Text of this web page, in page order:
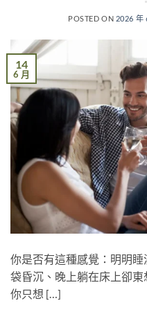
POSTED ON 2026 年
14
6 月
你是否有這種感覺：明明
袋昏沉、晚上躺在床上卻
你只想 […]